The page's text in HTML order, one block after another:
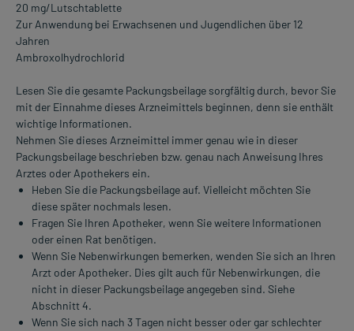
20 mg/Lutschtablette
Zur Anwendung bei Erwachsenen und Jugendlichen über 12
Jahren
Ambroxolhydrochlorid
Lesen Sie die gesamte Packungsbeilage sorgfältig durch, bevor Sie
mit der Einnahme dieses Arzneimittels beginnen, denn sie enthält
wichtige Informationen.
Nehmen Sie dieses Arzneimittel immer genau wie in dieser
Packungsbeilage beschrieben bzw. genau nach Anweisung Ihres
Arztes oder Apothekers ein.
Heben Sie die Packungsbeilage auf. Vielleicht möchten Sie
diese später nochmals lesen.
Fragen Sie Ihren Apotheker, wenn Sie weitere Informationen
oder einen Rat benötigen.
Wenn Sie Nebenwirkungen bemerken, wenden Sie sich an Ihren
Arzt oder Apotheker. Dies gilt auch für Nebenwirkungen, die
nicht in dieser Packungsbeilage angegeben sind. Siehe
Abschnitt 4.
Wenn Sie sich nach 3 Tagen nicht besser oder gar schlechter